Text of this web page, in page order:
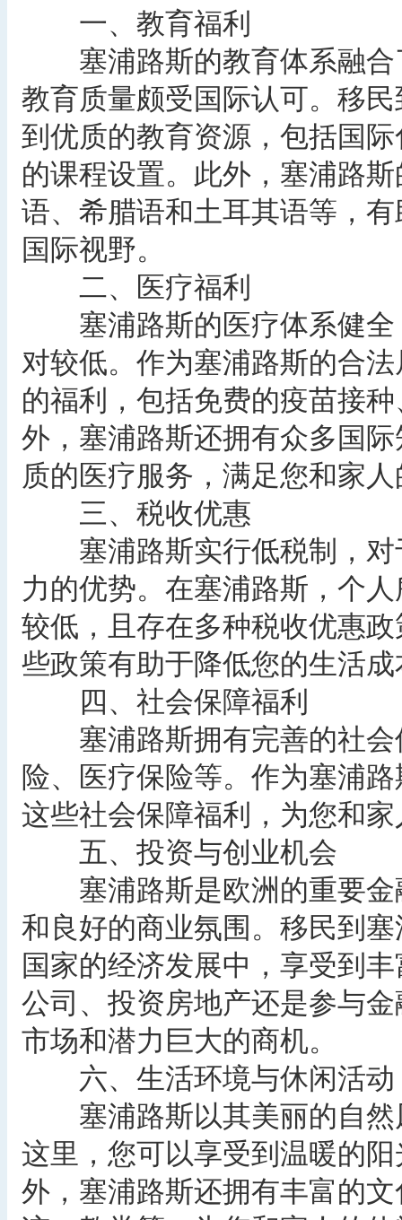
一、教育福利
塞浦路斯的教育体系融合
教育质量颇受国际认可。移
到优质的教育资源，包括国
的课程设置。此外，塞浦路
语、希腊语和土耳其语等，
国际视野。
二、医疗福利
塞浦路斯的医疗体系健全
对较低。作为塞浦路斯的合
的福利，包括免费的疫苗接
外，塞浦路斯还拥有众多国
质的医疗服务，满足您和家
三、税收优惠
塞浦路斯实行低税制，对
力的优势。在塞浦路斯，个
较低，且存在多种税收优惠
些政策有助于降低您的生活
四、社会保障福利
塞浦路斯拥有完善的社会
险、医疗保险等。作为塞浦
这些社会保障福利，为您和
五、投资与创业机会
塞浦路斯是欧洲的重要金
和良好的商业氛围。移民到
国家的经济发展中，享受到
公司、投资房地产还是参与
市场和潜力巨大的商机。
六、生活环境与休闲活动
塞浦路斯以其美丽的自然
这里，您可以享受到温暖的
外，塞浦路斯还拥有丰富的